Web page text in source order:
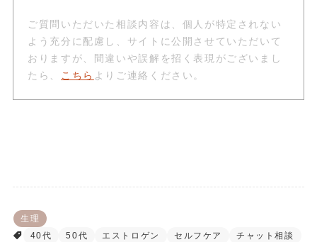
ご質問いただいた相談内容は、個人が特定されない
よう充分に配慮し、サイトに公開させていただいて
おりますが、間違いや誤解を招く表現がございまし
たら、 こちら よりご連絡ください。
生理
40代
50代 エストロゲン セルフケア
チャット相談